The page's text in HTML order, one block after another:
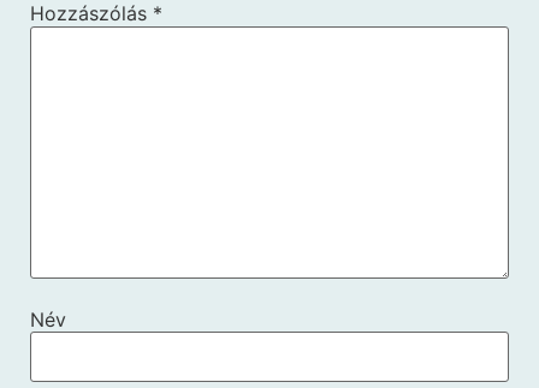
Hozzászólás *
Név